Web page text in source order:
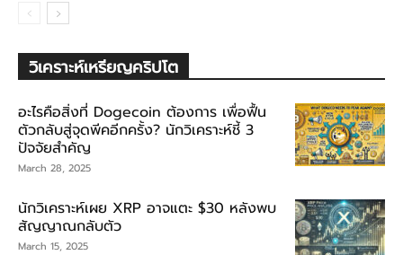
วิเคราะห์เหรียญคริปโต
อะไรคือสิ่งที่ Dogecoin ต้องการ เพื่อฟื้น
ตัวกลับสู่จุดพีคอีกครั้ง? นักวิเคราะห์ชี้ 3
ปัจจัยสำคัญ
March 28, 2025
นักวิเคราะห์เผย XRP อาจแตะ $30 หลังพบ
สัญญาณกลับตัว
March 15, 2025